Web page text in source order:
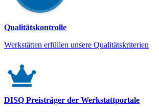
Qualitätskontrolle
Werkstätten erfüllen unsere Qualitätskriterien
DISQ Preisträger der Werkstattportale